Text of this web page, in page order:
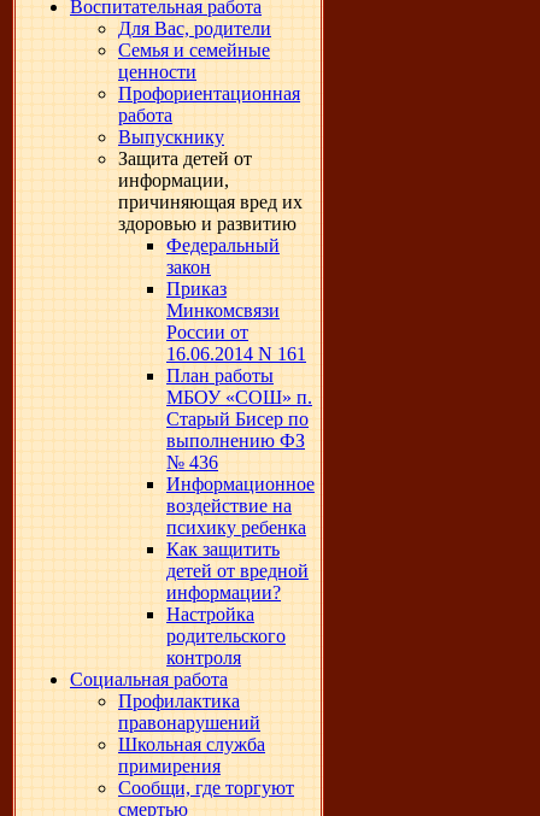
Воспитательная работа
Для Вас, родители
Семья и семейные
ценности
Профориентационная
работа
Выпускнику
Защита детей от
информации,
причиняющая вред их
здоровью и развитию
Федеральный
закон
Приказ
Минкомсвязи
России от
16.06.2014 N 161
План работы
МБОУ «СОШ» п.
Старый Бисер по
выполнению ФЗ
№ 436
Информационное
воздействие на
психику ребенка
Как защитить
детей от вредной
информации?
Настройка
родительского
контроля
Социальная работа
Профилактика
правонарушений
Школьная служба
примирения
Сообщи, где торгуют
смертью